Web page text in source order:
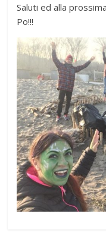
Saluti ed alla
Po!!!